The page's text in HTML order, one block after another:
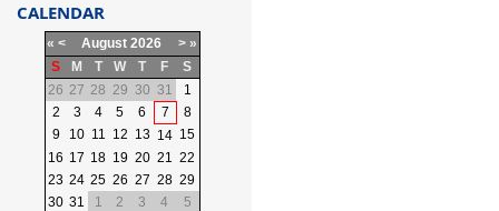
CALENDAR
« < August 2026 > »
S
M T W T F
S
26 27 28 29 30 31
1
2
3 4 5 6 7
8
9
10 11 12 13 14 15
16 17 18 19 20 21 22
23 24 25 26 27 28 29
30 31 1 2 3 4 5